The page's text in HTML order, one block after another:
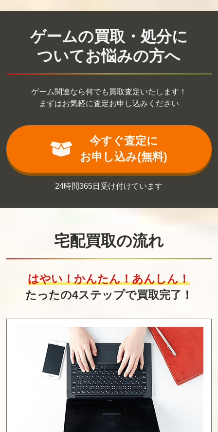
ゲームの買取・処分に
ついてお悩みの方へ
ゲーム関連なら何でも買取査定いたします！
まずはお気軽に査定お申し込みください
今すぐ査定に
お申し込み(無料)
24時間365日受け付けています
宅配買取の流れ
はやい！かんたん！あんしん！
たったの4ステップで買取完了！